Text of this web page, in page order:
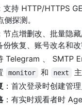
支持 HTTP/HTTPS
探测。
节点增删改、批量隐
份恢复、账号改名和
Telegram 、 SMTP
monitor 和 next
：首次登录时创建管
：有实时观看者时